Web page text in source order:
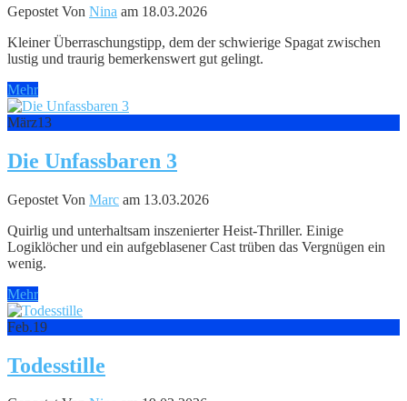
Gepostet Von Nina am 18.03.2026
Kleiner Überraschungstipp, dem der schwierige Spagat zwischen
lustig und traurig bemerkenswert gut gelingt.
Mehr
März13
Die Unfassbaren 3
Gepostet Von Marc am 13.03.2026
Quirlig und unterhaltsam inszenierter Heist-Thriller. Einige
Logiklöcher und ein aufgeblasener Cast trüben das Vergnügen ein
wenig.
Mehr
Feb.19
Todesstille